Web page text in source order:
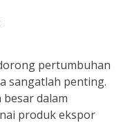
pertumbuhan
sangatlah penting.
dalam
produk ekspor